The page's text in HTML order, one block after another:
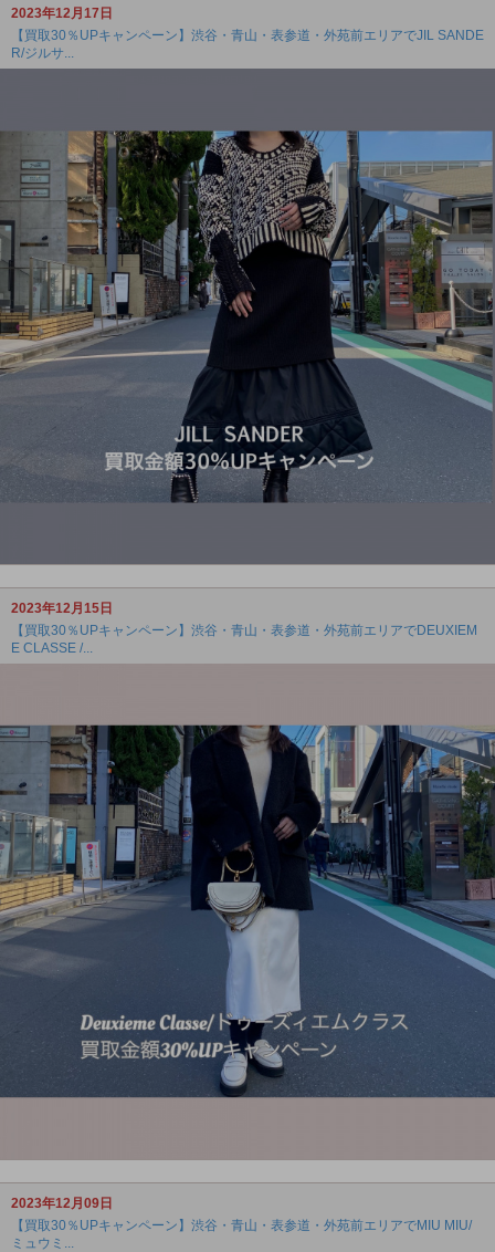
2023年12月17日
【買取30％UPキャンペーン】渋谷・青山・表参道・外苑前エリアでJIL SANDE
R/ジルサ...
2023年12月15日
【買取30％UPキャンペーン】渋谷・青山・表参道・外苑前エリアでDEUXIEM
E CLASSE /...
2023年12月09日
【買取30％UPキャンペーン】渋谷・青山・表参道・外苑前エリアでMIU MIU/
ミュウミ...